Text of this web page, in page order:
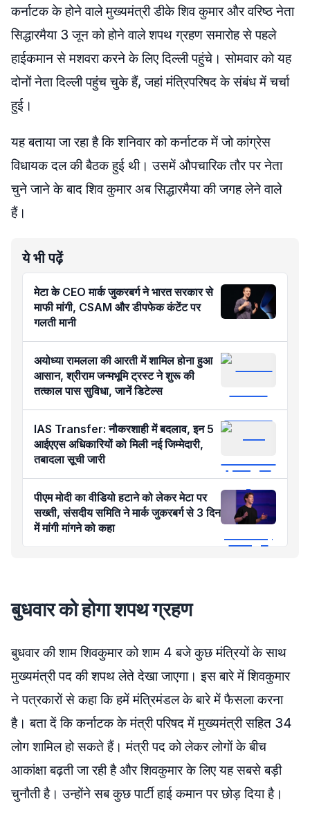
कर्नाटक के होने वाले मुख्यमंत्री डीके शिव कुमार और वरिष्ठ नेता
सिद्धारमैया 3 जून को होने वाले शपथ ग्रहण समारोह से पहले
हाईकमान से मशवरा करने के लिए दिल्ली पहुंचे। सोमवार को यह
दोनों नेता दिल्ली पहुंच चुके हैं, जहां मंत्रिपरिषद के संबंध में चर्चा
हुई।
यह बताया जा रहा है कि शनिवार को कर्नाटक में जो कांग्रेस
विधायक दल की बैठक हुई थी। उसमें औपचारिक तौर पर नेता
चुने जाने के बाद शिव कुमार अब सिद्धारमैया की जगह लेने वाले
हैं।
ये भी पढ़ें
मेटा के CEO मार्क जुकरबर्ग ने भारत सरकार से
माफी मांगी, CSAM और डीपफेक कंटेंट पर
गलती मानी
अयोध्या रामलला की आरती में शामिल होना हुआ
आसान, श्रीराम जन्मभूमि ट्रस्ट ने शुरू की
तत्काल पास सुविधा, जानें डिटेल्स
IAS Transfer: नौकरशाही में बदलाव, इन 5
आईएएस अधिकारियों को मिली नई जिम्मेदारी,
तबादला सूची जारी
पीएम मोदी का वीडियो हटाने को लेकर मेटा पर
सख्ती, संसदीय समिति ने मार्क जुकरबर्ग से 3 दिन
में मांगी मांगने को कहा
बुधवार को होगा शपथ ग्रहण
बुधवार की शाम शिवकुमार को शाम 4 बजे कुछ मंत्रियों के साथ
मुख्यमंत्री पद की शपथ लेते देखा जाएगा। इस बारे में शिवकुमार
ने पत्रकारों से कहा कि हमें मंत्रिमंडल के बारे में फैसला करना
है। बता दें कि कर्नाटक के मंत्री परिषद में मुख्यमंत्री सहित 34
लोग शामिल हो सकते हैं। मंत्री पद को लेकर लोगों के बीच
आकांक्षा बढ़ती जा रही है और शिवकुमार के लिए यह सबसे बड़ी
चुनौती है। उन्होंने सब कुछ पार्टी हाई कमान पर छोड़ दिया है।